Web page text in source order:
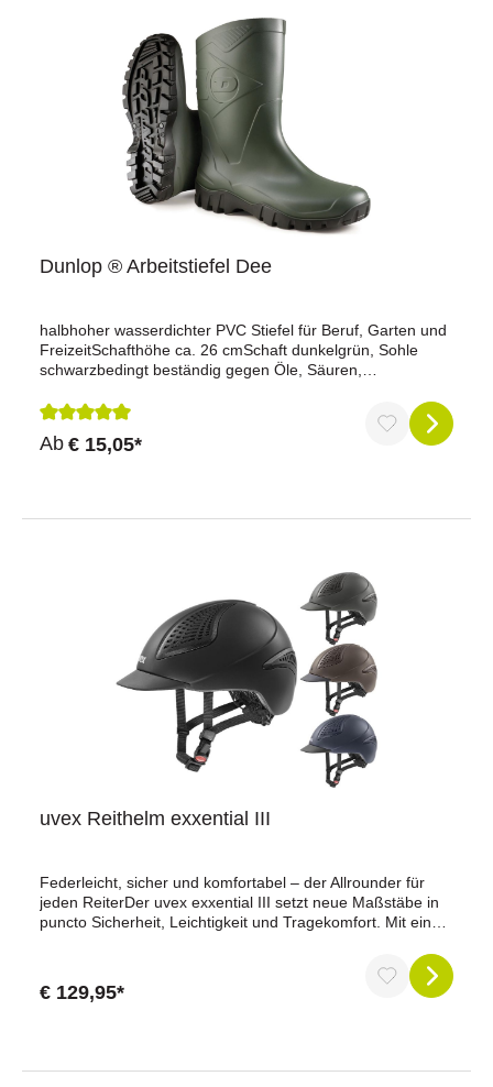
Dunlop ® Arbeitstiefel Dee
halbhoher wasserdichter PVC Stiefel für Beruf, Garten und
FreizeitSchafthöhe ca. 26 cmSchaft dunkelgrün, Sohle
schwarzbedingt beständig gegen Öle, Säuren,
Chemikalienmit DUNLOP ProfilsohleInnenfutter aus
pflegeleichtem Polyesterextra niedrige Schafthöhe ca. 26
cm
Durchschnittliche Bewertung von 5 von 5 Sternen
Ab € 15,05*
uvex Reithelm exxential III
Federleicht, sicher und komfortabel – der Allrounder für
jeden ReiterDer uvex exxential III setzt neue Maßstäbe in
puncto Sicherheit, Leichtigkeit und Tragekomfort. Mit einem
Reithelmen seiner Klasse – ohne Kompromisse bei der
Sicherheit. Die Inmould-Technologie mit einer untrennbar
verbundenen EPS-Innenschicht und einer robusten
€ 129,95*